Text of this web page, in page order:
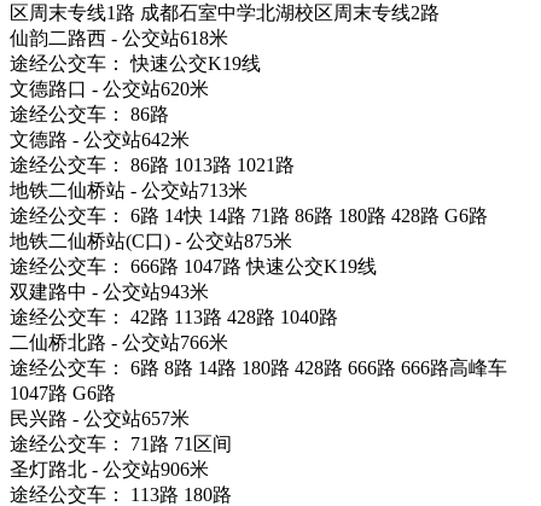
区周末专线1路 成都石室中学北湖校区周末专线2路
仙韵二路西 - 公交站618米
途经公交车： 快速公交K19线
文德路口 - 公交站620米
途经公交车： 86路
文德路 - 公交站642米
途经公交车： 86路 1013路 1021路
地铁二仙桥站 - 公交站713米
途经公交车： 6路 14快 14路 71路 86路 180路 428路 G6路
地铁二仙桥站(C口) - 公交站875米
途经公交车： 666路 1047路 快速公交K19线
双建路中 - 公交站943米
途经公交车： 42路 113路 428路 1040路
二仙桥北路 - 公交站766米
途经公交车： 6路 8路 14路 180路 428路 666路 666路高峰车
1047路 G6路
民兴路 - 公交站657米
途经公交车： 71路 71区间
圣灯路北 - 公交站906米
途经公交车： 113路 180路